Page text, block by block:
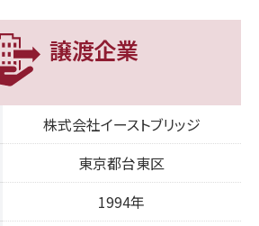
譲渡企業
株式会社イーストブリッジ
東京都台東区
1994年